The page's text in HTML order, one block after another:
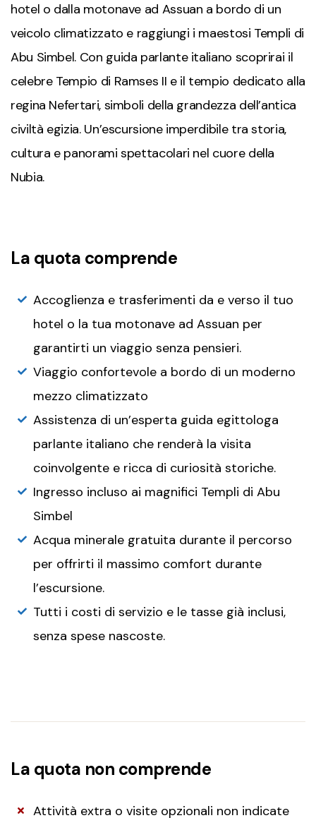
hotel o dalla motonave ad Assuan a bordo di un
veicolo climatizzato e raggiungi i maestosi Templi di
Abu Simbel. Con guida parlante italiano scoprirai il
celebre Tempio di Ramses II e il tempio dedicato alla
regina Nefertari, simboli della grandezza dell’antica
civiltà egizia. Un’escursione imperdibile tra storia,
cultura e panorami spettacolari nel cuore della
Nubia.
La quota comprende
Accoglienza e trasferimenti da e verso il tuo
hotel o la tua motonave ad Assuan per
garantirti un viaggio senza pensieri.
Viaggio confortevole a bordo di un moderno
mezzo climatizzato
Assistenza di un’esperta guida egittologa
parlante italiano che renderà la visita
coinvolgente e ricca di curiosità storiche.
Ingresso incluso ai magnifici Templi di Abu
Simbel
Acqua minerale gratuita durante il percorso
per offrirti il massimo comfort durante
l’escursione.
Tutti i costi di servizio e le tasse già inclusi,
senza spese nascoste.
La quota non comprende
Attività extra o visite opzionali non indicate